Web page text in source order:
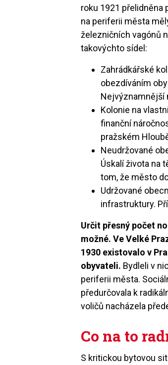
roku 1921 přelidněna
na periferii města
železničních vagónů
takovýchto sídel:
Zahrádkářské
obezdíváním
Nejvýznamnější
Kolonie na
finanční
pražském
Neudržované
Úskalí života na
tom, že město
Udržované
infrastruktury.
Určit přesný počet
možné. Ve Velké
1930 existovalo v
obyvateli. Bydleli v
periferii města.
předurčovala k
voličů nacházela
Co na to
S kritickou bytovou